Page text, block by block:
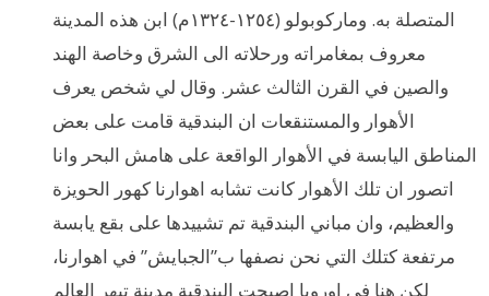
المتصلة به. وماركوبولو (١٢٥٤-١٣٢٤م) ابن هذه المدينة
معروف بمغامراته ورحلاته الى الشرق وخاصة الهند
والصين في القرن الثالث عشر. وقال لي شخص يعرف
الأهوار والمستنقعات ان البندقية قامت على بعض
المناطق اليابسة في الأهوار الواقعة على هامش البحر وانا
اتصور ان تلك الأهوار كانت تشابه اهوارنا كهور الحويزة
والعظيم، وان مباني البندقية تم تشييدها على بقع يابسة
مرتفعة كتلك التي نحن نصفها ب”الجبايش” في اهوارنا،
لكن هنا في اوروبا اصبحت البندقية مدينة تبهر العالم